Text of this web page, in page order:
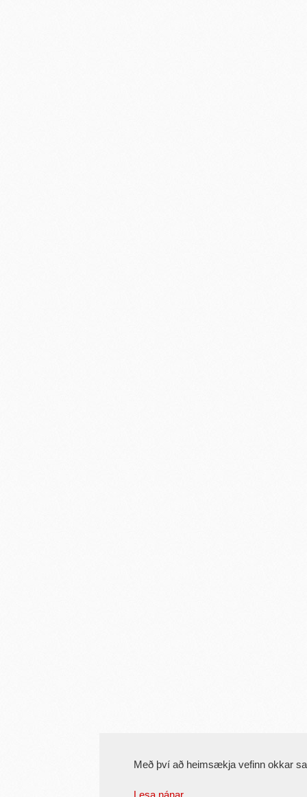
Með því að heimsækja vefinn okkar
Lesa nánar